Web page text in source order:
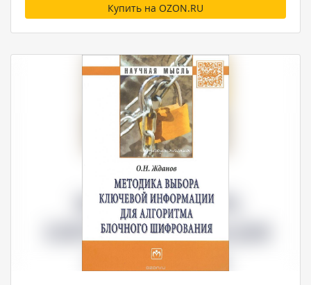
Купить на OZON.RU